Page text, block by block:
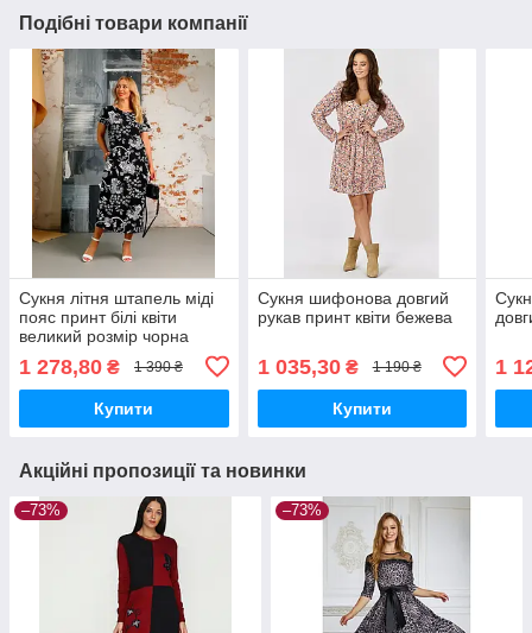
Подібні товари компанії
Сукня літня штапель міді
пояс принт білі квіти
великий розмір чорна
1 278,80 ₴ 1 390 ₴
Купити
Сукня шифонова довгий
рукав принт квіти бежева
1 035,30₴ 1 190 ₴
Купити
1
Акційні пропозиції та новинки
–73% –73%